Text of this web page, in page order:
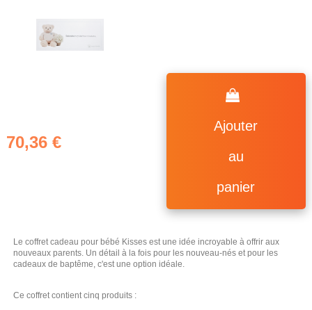
70,36 €
Ajouter
au
panier
Le coffret cadeau pour bébé Kisses est une idée incroyable à offrir aux
nouveaux parents. Un détail à la fois pour les nouveau-nés et pour les
cadeaux de baptême, c'est une option idéale.
Ce coffret contient cinq produits :